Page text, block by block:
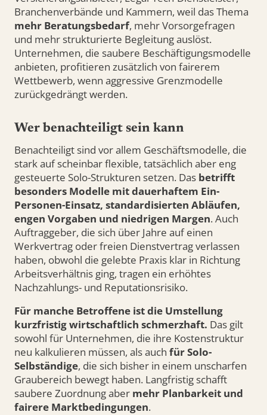
Branchenverbände und Kammern, weil das Thema
mehr Beratungsbedarf, mehr Vorsorgefragen
und mehr strukturierte Begleitung auslöst.
Unternehmen, die saubere Beschäftigungsmodelle
anbieten, profitieren zusätzlich von fairerem
Wettbewerb, wenn aggressive Grenzmodelle
zurückgedrängt werden.
Wer benachteiligt sein kann
Benachteiligt sind vor allem Geschäftsmodelle, die
stark auf scheinbar flexible, tatsächlich aber eng
gesteuerte Solo-Strukturen setzen. Das betrifft
besonders Modelle mit dauerhaftem Ein-
Personen-Einsatz, standardisierten Abläufen,
engen Vorgaben und niedrigen Margen. Auch
Auftraggeber, die sich über Jahre auf einen
Werkvertrag oder freien Dienstvertrag verlassen
haben, obwohl die gelebte Praxis klar in Richtung
Arbeitsverhältnis ging, tragen ein erhöhtes
Nachzahlungs- und Reputationsrisiko.
Für manche Betroffene ist die Umstellung
kurzfristig wirtschaftlich schmerzhaft. Das gilt
sowohl für Unternehmen, die ihre Kostenstruktur
neu kalkulieren müssen, als auch für Solo-
Selbständige, die sich bisher in einem unscharfen
Graubereich bewegt haben. Langfristig schafft
saubere Zuordnung aber mehr Planbarkeit und
fairere Marktbedingungen.